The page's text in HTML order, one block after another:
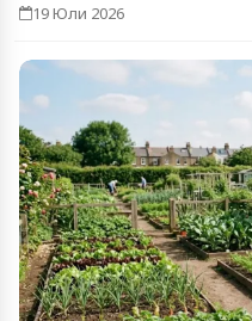
19 Юли 2026